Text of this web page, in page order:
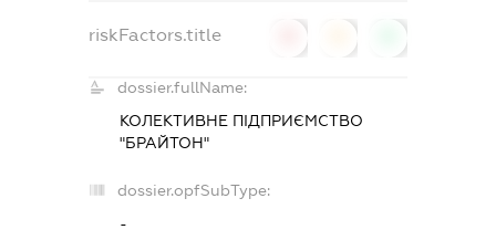
riskFactors.title
dossier.fullName:
КОЛЕКТИВНЕ ПІДПРИЄМСТВО
"БРАЙТОН"
dossier.opfSubType:
-